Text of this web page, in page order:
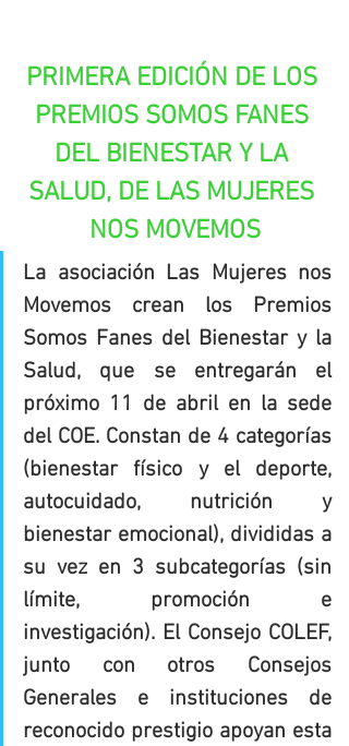
PRIMERA EDICIÓN DE LOS
PREMIOS SOMOS FANES
DEL BIENESTAR Y LA
SALUD, DE LAS MUJERES
NOS MOVEMOS
La asociación Las Mujeres nos
Movemos crean los Premios
Somos Fanes del Bienestar y la
Salud, que se entregarán el
próximo 11 de abril en la sede
del COE. Constan de 4 categorías
(bienestar físico y el deporte,
autocuidado, nutrición y
bienestar emocional), divididas a
su vez en 3 subcategorías (sin
límite, promoción e
investigación). El Consejo COLEF,
junto con otros Consejos
Generales e instituciones de
reconocido prestigio apoyan esta